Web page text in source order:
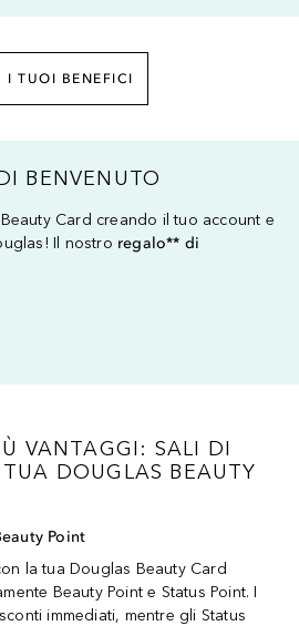
I TUOI BENEFICI
BENVENUTO
Card creando il tuo account e
Il nostro regalo** di
VANTAGGI: SALI DI
DOUGLAS BEAUTY
Point
la tua Douglas Beauty Card
Beauty Point e Status Point. I
immediati, mentre gli Status